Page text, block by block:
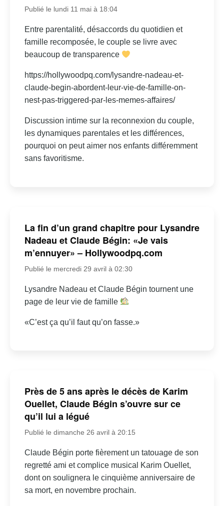
Publié le lundi 11 mai à 18:04
Entre parentalité, désaccords du quotidien et
famille recomposée, le couple se livre avec
beaucoup de transparence
https://hollywoodpq.com/lysandre-nadeau-et-
claude-begin-abordent-leur-vie-de-famille-on-
nest-pas-triggered-par-les-memes-affaires/
Discussion intime sur la reconnexion du couple,
les dynamiques parentales et les différences,
pourquoi on peut aimer nos enfants différemment
sans favoritisme.
La fin d’un grand chapitre pour Lysandre
Nadeau et Claude Bégin: «Je vais
m’ennuyer» – Hollywoodpq.com
Publié le mercredi 29 avril à 02:30
Lysandre Nadeau et Claude Bégin tournent une
page de leur vie de famille
«C’est ça qu’il faut qu’on fasse.»
Près de 5 ans après le décès de Karim
Ouellet, Claude Bégin s’ouvre sur ce
qu’il lui a légué
Publié le dimanche 26 avril à 20:15
Claude Bégin porte fièrement un tatouage de son
regretté ami et complice musical Karim Ouellet,
dont on soulignera le cinquième anniversaire de
sa mort, en novembre prochain.